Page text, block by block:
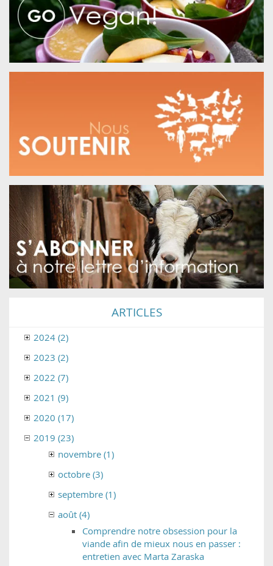
ARTICLES
2024 (2)
2023 (2)
2022 (7)
2021 (9)
2020 (17)
2019 (23)
novembre (1)
octobre (3)
septembre (1)
août (4)
Comprendre notre obsession pour la
viande afin de mieux nous en passer :
entretien avec Marta Zaraska